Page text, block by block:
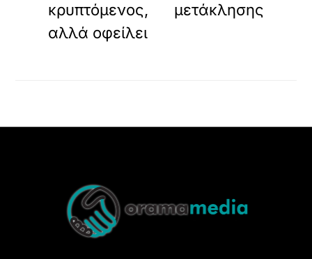
κρυπτόμενος,
αλλά οφείλει
μετάκλησης
Top